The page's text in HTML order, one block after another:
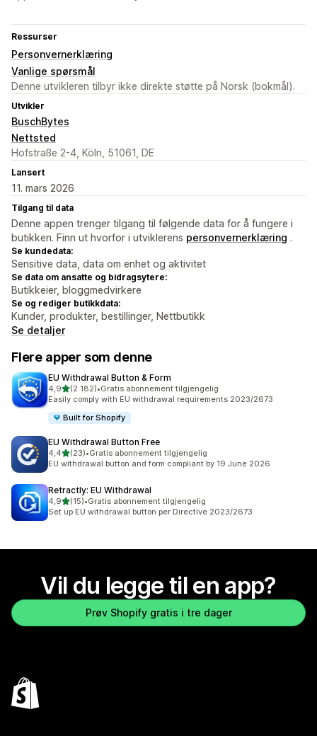
Ressurser
Personvernerklæring
Vanlige spørsmål
Denne utvikleren tilbyr ikke direkte støtte på Norsk (bokmål).
Utvikler
BuschBytes
Nettsted
Hofstraße 2-4, Köln, 51061, DE
Lansert
11. mars 2026
Tilgang til data
Denne appen trenger tilgang til følgende data for å fungere i
butikken. Finn ut hvorfor i utviklerens personvernerklæring .
Se kundedata:
Sensitive data, data om enhet og aktivitet
Se data om ansatte og bidragsytere:
Butikkeier, bloggmedvirkere
Se og rediger butikkdata:
Kunder, produkter, bestillinger, Nettbutikk
Se detaljer
Flere apper som denne
EU Withdrawal Button & Form
4,9av 5 stjerner
(2 182)
Totalt 2182 omtaler
•Gratis abonnement tilgjengelig
Easily comply with EU withdrawal requirements 2023/2673
Built for Shopify
EU Withdrawal Button Free
4,4av 5 stjerner
(23)
Totalt 23 omtaler
•Gratis abonnement tilgjengelig
EU withdrawal button and form compliant by 19 June 2026
Retractly: EU Withdrawal
4,9av 5 stjerner
(15)
Totalt 15 omtaler
•Gratis abonnement tilgjengelig
Set up EU withdrawal button per Directive 2023/2673
Vil du legge til en app?
Prøv Shopify gratis i tre dager